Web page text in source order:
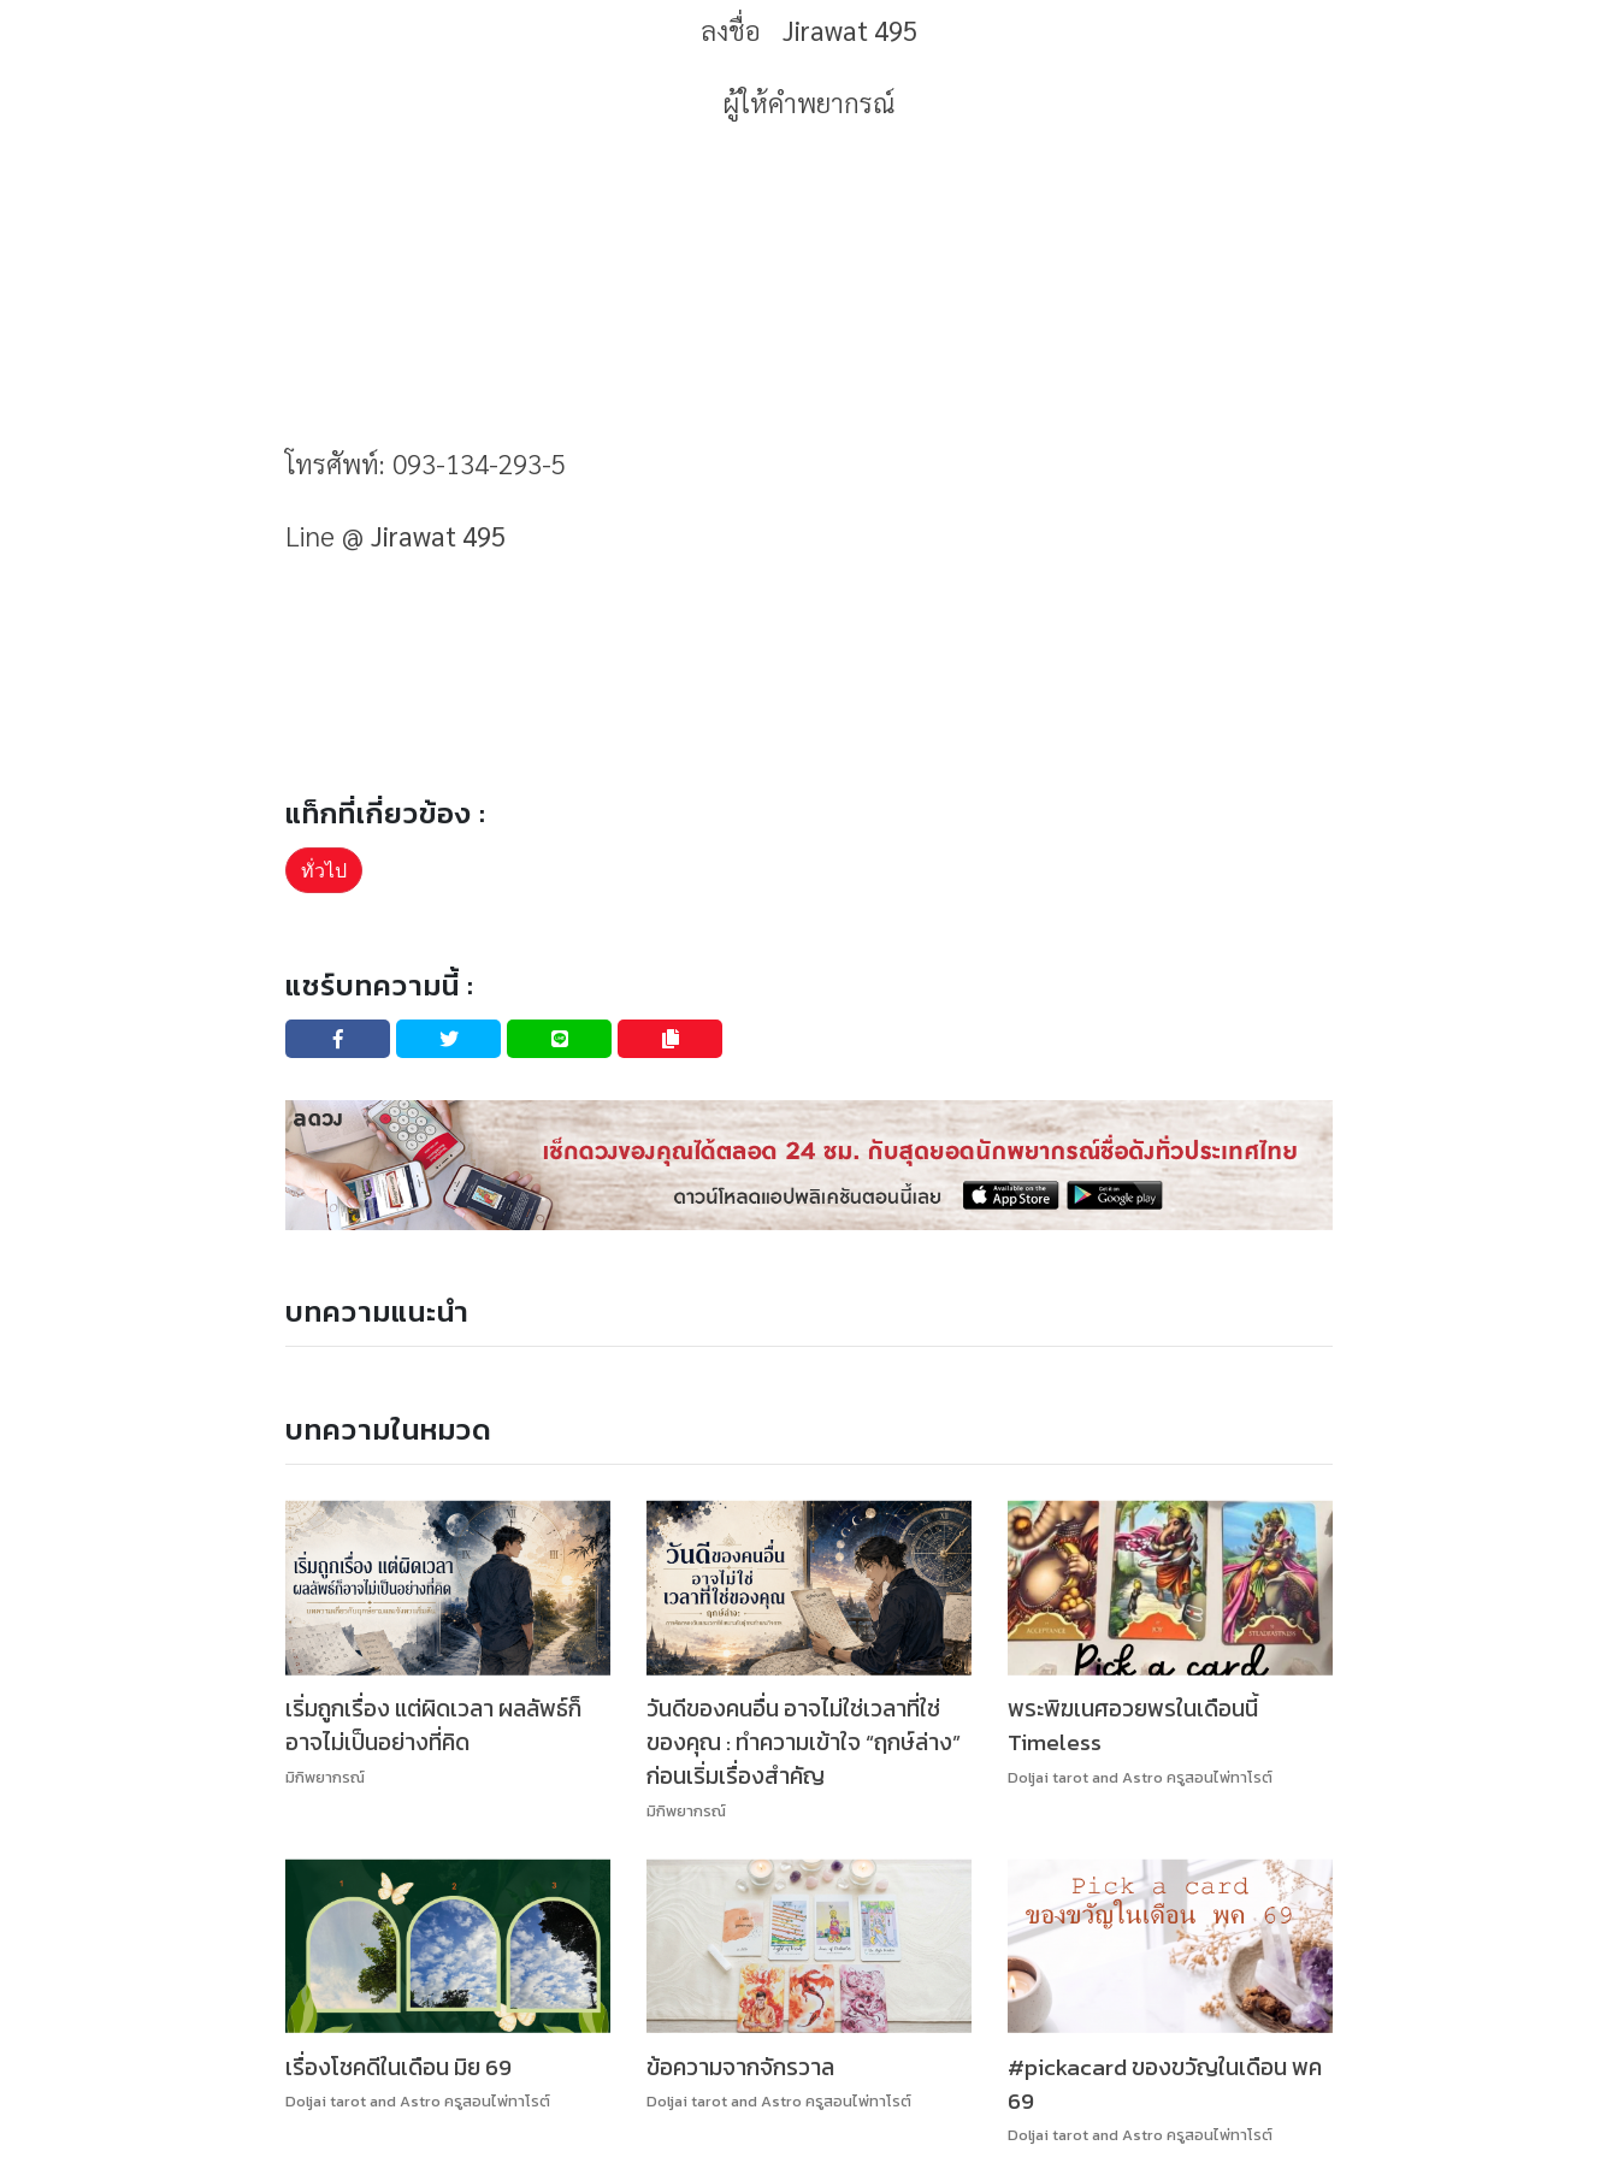
ลงชื่อ Jirawat 495
ผู้ให้คำพยากรณ์
โทรศัพท์: 093-134-293-5
Line @ Jirawat 495
แท็กที่เกี่ยวข้อง :
ทั่วไป
แชร์บทความนี้ :
บทความแนะนำ
บทความในหมวด
เริ่มถูกเรื่อง แต่ผิดเวลา ผลลัพธ์ก็
อาจไม่เป็นอย่างที่คิด
มิกิพยากรณ์
วันดีของคนอื่น อาจไม่ใช่เวลาที่ใช่
ของคุณ : ทำความเข้าใจ “ฤกษ์ล่าง”
ก่อนเริ่มเรื่องสำคัญ
มิกิพยากรณ์
พระพิฆเนศอวยพรในเดือนนี้
Timeless
Doljai tarot and Astro ครูสอนไพ่ทาโรต์
เรื่องโชคดีในเดือน มิย 69
Doljai tarot and Astro ครูสอนไพ่ทาโรต์
ข้อความจากจักรวาล
Doljai tarot and Astro ครูสอนไพ่ทาโรต์
#pickacard ของขวัญในเดือน พค
69
Doljai tarot and Astro ครูสอนไพ่ทาโรต์